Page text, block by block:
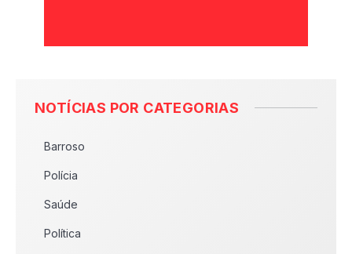
NOTÍCIAS POR CATEGORIAS
Barroso
Polícia
Saúde
Política